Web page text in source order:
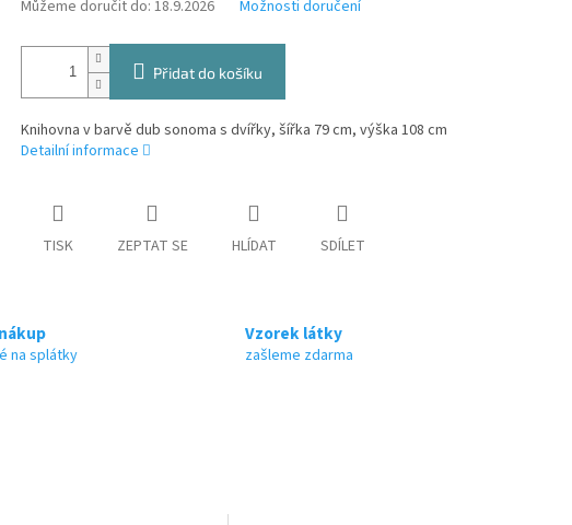
Můžeme doručit do: 18.9.2026 Možnosti doručení
Přidat do košíku
Knihovna v barvě dub sonoma s dvířky, šířka 79 cm, výška 108 cm
Detailní informace
TISK ZEPTAT SE HLÍDAT SDÍLET
na splátky
Vzorek látky
zašleme zdarma